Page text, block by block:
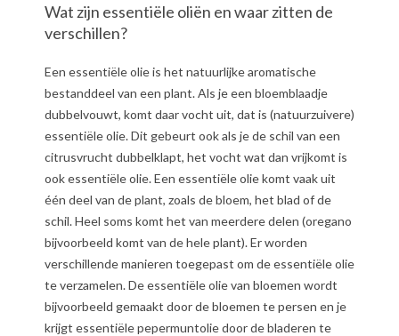
Wat zijn essentiële oliën en waar zitten de
verschillen?
Een essentiële olie is het natuurlijke aromatische
bestanddeel van een plant. Als je een bloemblaadje
dubbelvouwt, komt daar vocht uit, dat is (natuurzuivere)
essentiële olie. Dit gebeurt ook als je de schil van een
citrusvrucht dubbelklapt, het vocht wat dan vrijkomt is
ook essentiële olie. Een essentiële olie komt vaak uit
één deel van de plant, zoals de bloem, het blad of de
schil. Heel soms komt het van meerdere delen (oregano
bijvoorbeeld komt van de hele plant). Er worden
verschillende manieren toegepast om de essentiële olie
te verzamelen. De essentiële olie van bloemen wordt
bijvoorbeeld gemaakt door de bloemen te persen en je
krijgt essentiële pepermuntolie door de bladeren te